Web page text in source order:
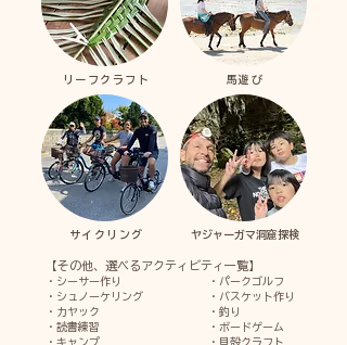
リーフクラフト
サイクリング
馬遊び
ヤジャーガマ洞窟探検
【その他、選べるアクティビティ一覧】
・シーサー作り ・パークゴルフ
・シュノーケリング ・バスケット作り
・カヤック ・釣り
​・読書練習 ・ボードゲーム
・キャンプ ・貝殻クラフト